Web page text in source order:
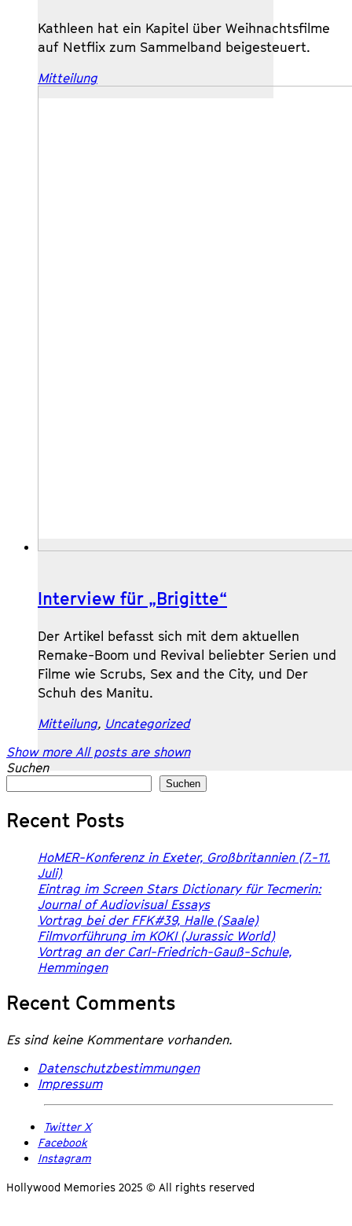
Kathleen hat ein Kapitel über Weihnachtsfilme
auf Netflix zum Sammelband beigesteuert.
Mitteilung
Interview für „Brigitte“
Der Artikel befasst sich mit dem aktuellen
Remake-Boom und Revival beliebter Serien und
Filme wie Scrubs, Sex and the City, und Der
Schuh des Manitu.
Mitteilung, Uncategorized
Show more All posts are shown
Suchen
Suchen
Recent Posts
HoMER-Konferenz in Exeter, Großbritannien (7.-11.
Juli)
Eintrag im Screen Stars Dictionary für Tecmerin:
Journal of Audiovisual Essays
Vortrag bei der FFK#39, Halle (Saale)
Filmvorführung im KOKI (Jurassic World)
Vortrag an der Carl-Friedrich-Gauß-Schule,
Hemmingen
Recent Comments
Es sind keine Kommentare vorhanden.
Datenschutzbestimmungen
Impressum
Twitter X
Facebook
Instagram
Hollywood Memories 2025 © All rights reserved